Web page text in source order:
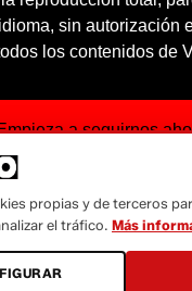
sin autorización
los contenidos de
a seguirnos
ética
a:
propias y de terceros
el tráfico. Más